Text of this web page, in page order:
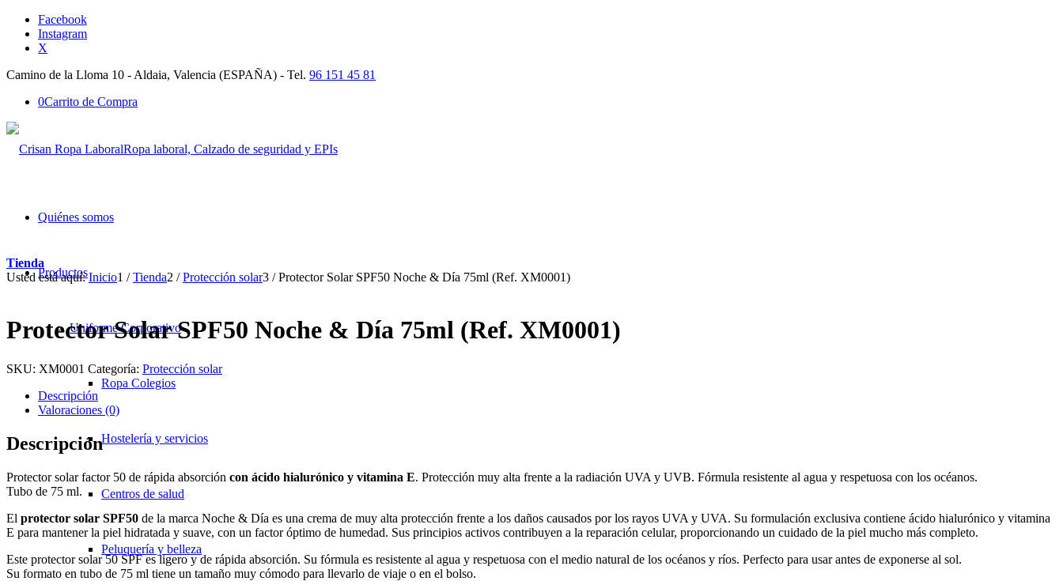
Facebook
Instagram
X
Camino de la Lloma 10 - Aldaia, Valencia (ESPAÑA) - Tel. 96 151 45 81
0Carrito de Compra
Ropa laboral, Calzado de seguridad y EPIs
Quiénes somos
Productos
Uniforme Corporativo
Ropa Colegios
Hostelería y servicios
Centros de salud
Peluquería y belleza
Tienda
Usted está aquí: Inicio1 / Tienda2 / Protección solar3 / Protector Solar SPF50 Noche & Día 75ml (Ref. XM0001)
Protector Solar SPF50 Noche & Día 75ml (Ref. XM0001)
SKU: XM0001 Categoría: Protección solar
Descripción
Valoraciones (0)
Descripción
Protector solar factor 50 de rápida absorción con ácido hialurónico y vitamina E. Protección muy alta frente a la radiación UVA y UVB. Fórmula resistente al agua y respetuosa con los océanos.
Tubo de 75 ml.
El protector solar SPF50 de la marca Noche & Día es una crema de muy alta protección frente a los daños causados por los rayos UVA y UVA. Su formulación exclusiva contiene ácido hialurónico y vitamina
E para mantener la piel hidratada y suave, con un factor óptimo de humedad. Sus principios activos contribuyen a la reparación celular, proporcionando un cuidado de la piel mucho más completo.
Este protector solar 50 SPF es ligero y de rápida absorción. Su fórmula es resistente al agua y respetuosa con el medio natural de los océanos y ríos. Perfecto para usar antes de exponerse al sol.
Su formato en tubo de 75 ml tiene un tamaño muy cómodo para llevarlo de viaje o en el bolso.